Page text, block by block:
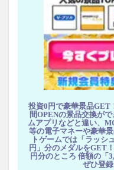
投資0円で豪華景品GET
間OPENの景品交換が
ムアプリなどと違い、
等の電子マネーや豪華
トゲームでは「ラッシ
円」分のメダルをGET
円分のところ 倍額の「
ぜひ登